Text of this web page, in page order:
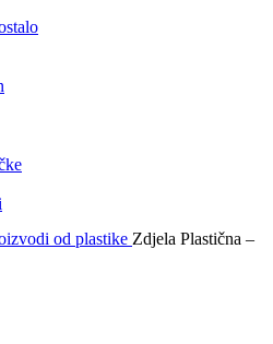
od plastike Zdjela Plastična –